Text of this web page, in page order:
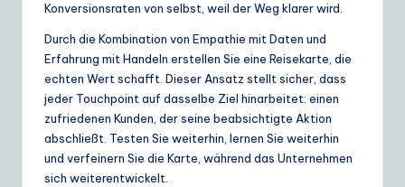
Konversionsraten von selbst, weil der Weg klarer wird.
Durch die Kombination von Empathie mit Daten und
Erfahrung mit Handeln erstellen Sie eine Reisekarte, die
echten Wert schafft. Dieser Ansatz stellt sicher, dass
jeder Touchpoint auf dasselbe Ziel hinarbeitet: einen
zufriedenen Kunden, der seine beabsichtigte Aktion
abschließt. Testen Sie weiterhin, lernen Sie weiterhin
und verfeinern Sie die Karte, während das Unternehmen
sich weiterentwickelt.